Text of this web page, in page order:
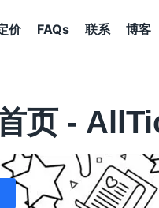
价 FAQs 联系 博客
页 -